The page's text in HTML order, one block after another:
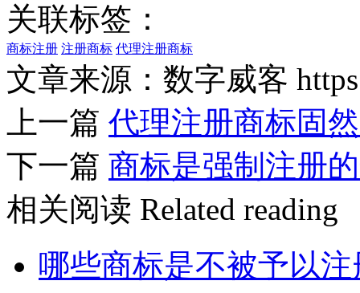
关联标签：
商标注册 注册商标 代理注册商标
文章来源：数字威客
上一篇 代理注册商标固
下一篇 商标是强制注册
相关阅读 Related reading
哪些商标是不被予以注